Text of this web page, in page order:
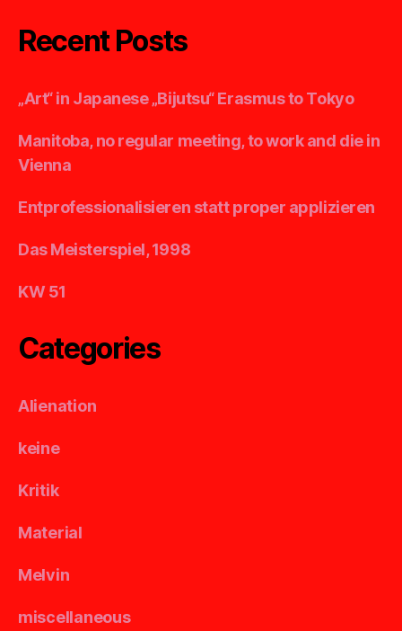
Recent Posts
„Art“ in Japanese „Bijutsu“ Erasmus to Tokyo
Manitoba, no regular meeting, to work and die in
Vienna
Entprofessionalisieren statt proper applizieren
Das Meisterspiel, 1998
KW 51
Categories
Alienation
keine
Kritik
Material
Melvin
miscellaneous